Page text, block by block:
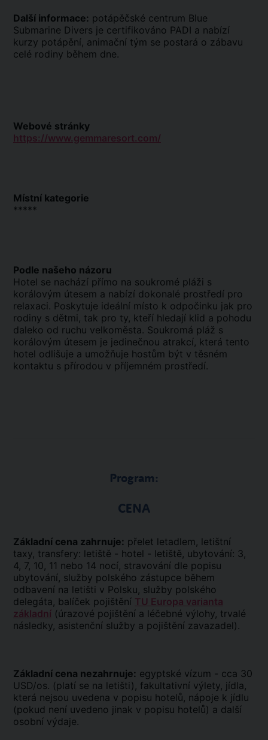
Další informace: potápěčské centrum Blue
Submarine Divers je certifikováno PADI a nabízí
kurzy potápění, animační tým se postará o zábavu
celé rodiny během dne.
Webové stránky
https://www.gemmaresort.com/
Místní kategorie
*****
Podle našeho názoru
Hotel se nachází přímo na soukromé pláži s
korálovým útesem a nabízí dokonalé prostředí pro
relaxaci. Poskytuje ideální místo k odpočinku jak pro
rodiny s dětmi, tak pro ty, kteří hledají klid a pohodu
daleko od ruchu velkoměsta. Soukromá pláž s
korálovým útesem je jedinečnou atrakcí, která tento
hotel odlišuje a umožňuje hostům být v těsném
kontaktu s přírodou v příjemném prostředí.
Program:
CENA
Základní cena zahrnuje: přelet letadlem, letištní
taxy, transfery: letiště - hotel - letiště, ubytování: 3,
4, 7, 10, 11 nebo 14 nocí, stravování dle popisu
ubytování, služby polského zástupce během
odbavení na letišti v Polsku, služby polského
delegáta, balíček pojištění TU Europa varianta
základní (úrazové pojištění a léčebné výlohy, trvalé
následky, asistenční služby a pojištění zavazadel).
Základní cena nezahrnuje: egyptské vízum - cca 30
USD/os. (platí se na letišti), fakultativní výlety, jídla,
která nejsou uvedena v popisu hotelů, nápoje k jídlu
(pokud není uvedeno jinak v popisu hotelů) a další
osobní výdaje.